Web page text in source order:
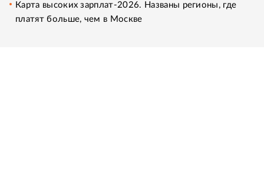
Карта высоких зарплат-2026. Названы регионы, где
платят больше, чем в Москве